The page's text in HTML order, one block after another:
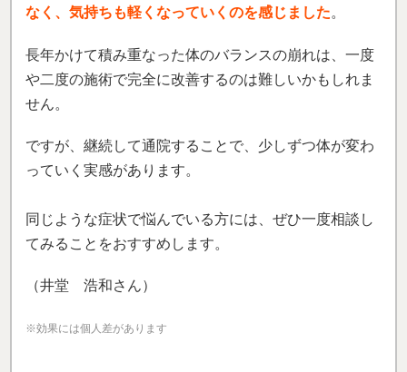
なく、気持ちも軽くなっていくのを感じました。
長年かけて積み重なった体のバランスの崩れは、一度
や二度の施術で完全に改善するのは難しいかもしれま
せん。
ですが、継続して通院することで、少しずつ体が変わ
っていく実感があります。
同じような症状で悩んでいる方には、ぜひ一度相談し
てみることをおすすめします。
（井堂 浩和さん）
※効果には個人差があります